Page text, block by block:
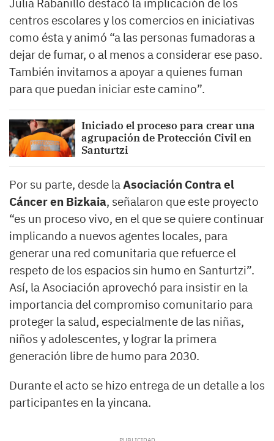
Julia Rabanillo destacó la implicación de los
centros escolares y los comercios en iniciativas
como ésta y animó “a las personas fumadoras a
dejar de fumar, o al menos a considerar ese paso.
También invitamos a apoyar a quienes fuman
para que puedan iniciar este camino”.
Iniciado el proceso para crear una
agrupación de Protección Civil en
Santurtzi
Por su parte, desde la Asociación Contra el
Cáncer en Bizkaia, señalaron que este proyecto
“es un proceso vivo, en el que se quiere continuar
implicando a nuevos agentes locales, para
generar una red comunitaria que refuerce el
respeto de los espacios sin humo en Santurtzi”.
Así, la Asociación aprovechó para insistir en la
importancia del compromiso comunitario para
proteger la salud, especialmente de las niñas,
niños y adolescentes, y lograr la primera
generación libre de humo para 2030.
Durante el acto se hizo entrega de un detalle a los
participantes en la yincana.